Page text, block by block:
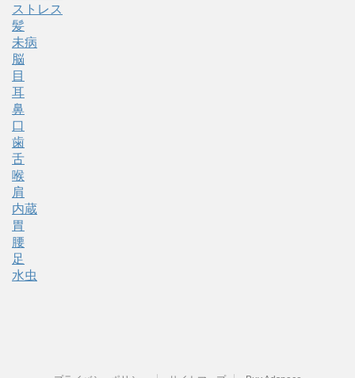
ストレス
髪
未病
脳
目
耳
鼻
口
歯
舌
喉
肩
内蔵
胃
腰
足
水虫